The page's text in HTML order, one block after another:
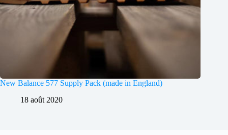
New Balance 577 Supply Pack (made in England)
18 août 2020